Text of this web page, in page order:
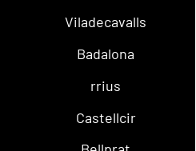
Viladecavalls
Badalona
rrius
Castellcir